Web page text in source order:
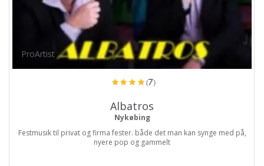
ProArtist
(7)
Albatros
Nykøbing
Festmusik til privat og firma fester. både det man kan synge med på,
nyere pop og gammelt